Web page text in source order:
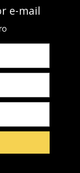
e-mail